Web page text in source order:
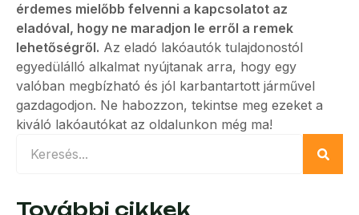
érdemes mielőbb felvenni a kapcsolatot az
eladóval, hogy ne maradjon le erről a remek
lehetőségről. Az eladó lakóautók tulajdonostól
egyedülálló alkalmat nyújtanak arra, hogy egy
valóban megbízható és jól karbantartott járművel
gazdagodjon. Ne habozzon, tekintse meg ezeket a
kiváló lakóautókat az oldalunkon még ma!
További cikkek